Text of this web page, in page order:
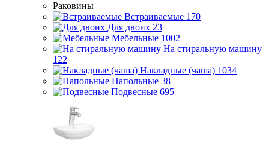
Раковины
Встраиваемые 170
Для двоих 23
Мебельные 1002
На стиральную машину
122
Накладные (чаша) 1034
Напольные 38
Подвесные 695